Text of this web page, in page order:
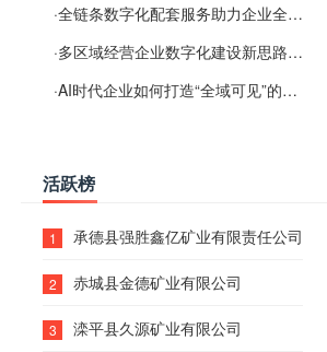
·全链条数字化配套服务助力企业全域线上经营
·多区域经营企业数字化建设新思路：多端载体与地域检索一体化落地思路分享
·AI时代企业如何打造“全域可见”的数字资产？梓彤超越给出新解法
活跃榜
1 承德县强胜鑫亿矿业有限责任公司
2 赤城县金德矿业有限公司
3 滦平县久源矿业有限公司